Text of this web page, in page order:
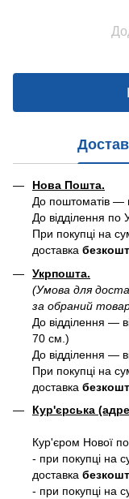
Нова Пошта.
До поштоматів —
До відділення по
При покупці на
доставка
Укрпошта.
(Умова для
за обраний
До відділення —
70 см.)
До відділення —
При покупці на
доставка
Кур'єрська
Кур'єром Нової
- при покупці на
доставка
- при покупці на